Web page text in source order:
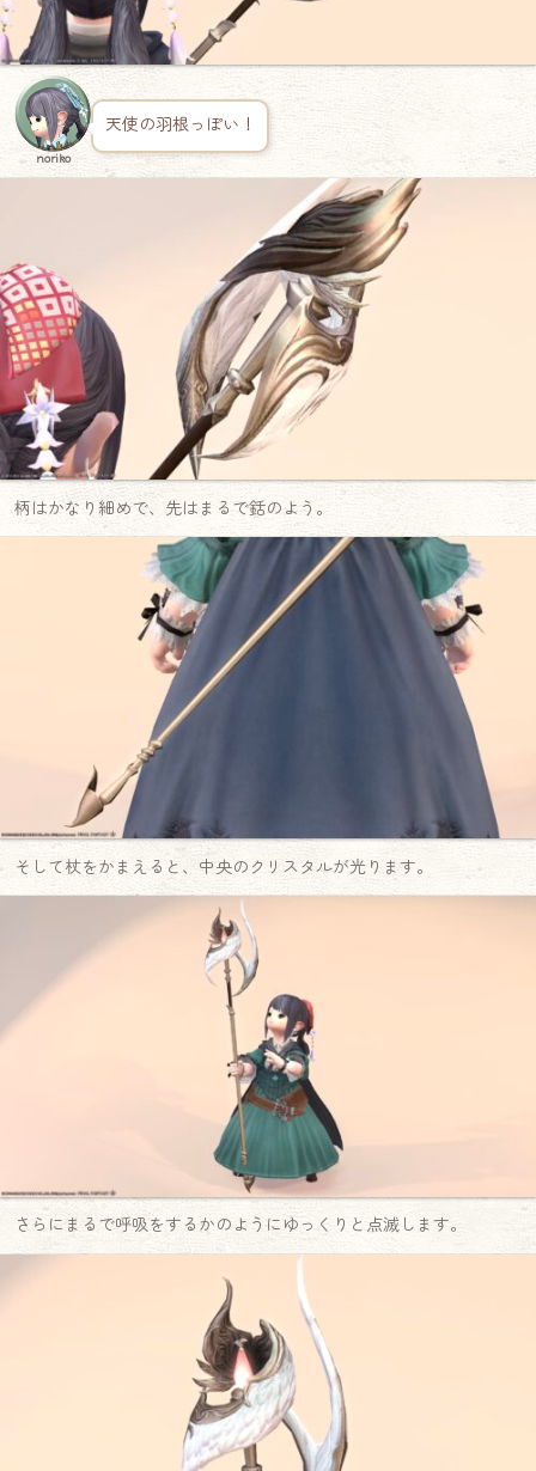
noriko
天使の羽根っぽい！
柄はかなり細めで、先はまるで銛のよう。
そして杖をかまえると、中央のクリスタルが光ります。
さらにまるで呼吸をするかのようにゆっくりと点滅します。